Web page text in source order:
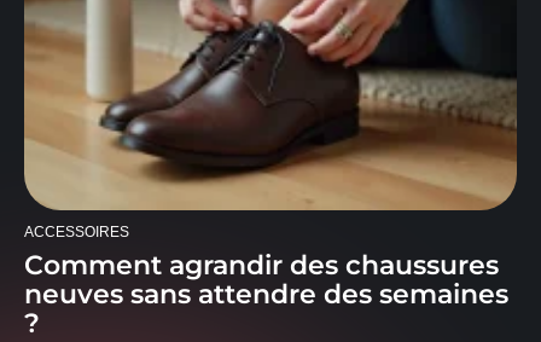
ACCESSOIRES
Comment agrandir des chaussures
neuves sans attendre des semaines
?